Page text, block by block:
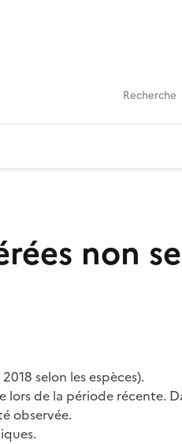
non
selon les espèces).
de la période récente.
observée.